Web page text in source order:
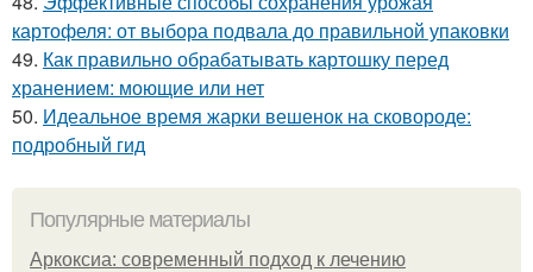
картофеля: от выбора подвала до правильной упаковки
49. Как правильно обрабатывать картошку перед
хранением: моющие или нет
50. Идеальное время жарки вешенок на сковороде:
подробный гид
Популярные материалы
Аркоксиа: современный подход к лечению